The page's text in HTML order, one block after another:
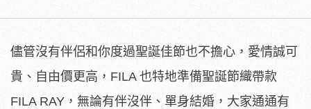
儘管沒有伴侶和你度過聖誕佳節也不擔心，愛情誠可
貴、自由價更高，FILA 也特地準備聖誕節織帶款
FILA RAY，無論有伴沒伴、單身結婚，大家通通有